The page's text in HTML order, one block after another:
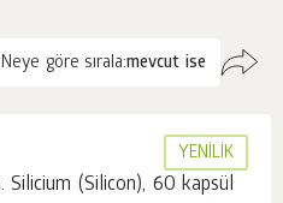
Neye göre sırala:mevcut ise
YENILIK